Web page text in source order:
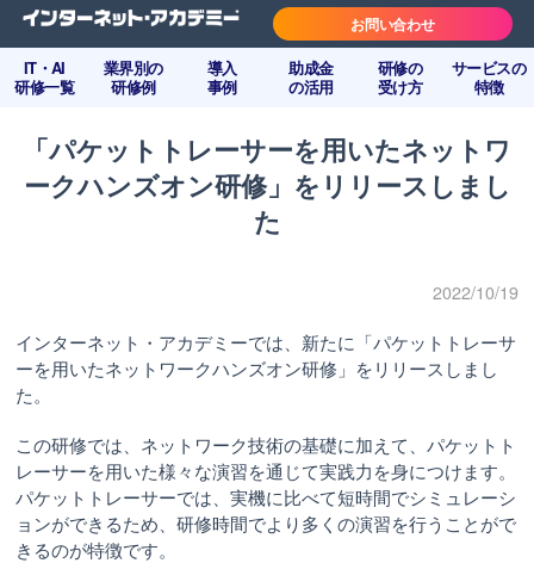
IT・AI
研修一覧
業界別の
研修例
導入
事例
助成金
の活用
研修の
受け方
サービスの
特徴
お問い合わせ
「パケットトレーサーを用いたネットワ
ークハンズオン研修」をリリースしまし
た
2022/10/19
インターネット・アカデミーでは、新たに「パケットトレーサ
ーを用いたネットワークハンズオン研修」をリリースしまし
た。
この研修では、ネットワーク技術の基礎に加えて、パケットト
レーサーを用いた様々な演習を通じて実践力を身につけます。
パケットトレーサーでは、実機に比べて短時間でシミュレーシ
ョンができるため、研修時間でより多くの演習を行うことがで
きるのが特徴です。